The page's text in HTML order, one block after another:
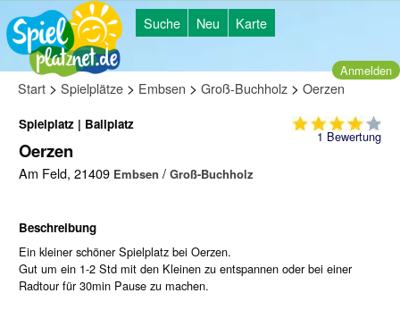
Suche Neu Karte
Anmelden
Start > Spielplätze > Embsen > Groß-Buchholz > Oerzen
1Bewertung
Spielplatz | Ballplatz
Oerzen
Am Feld, 21409 Embsen / Groß-Buchholz
Beschreibung
Ein kleiner schöner Spielplatz bei Oerzen.
Gut um ein 1-2 Std mit den Kleinen zu entspannen oder bei einer
Radtour für 30min Pause zu machen.